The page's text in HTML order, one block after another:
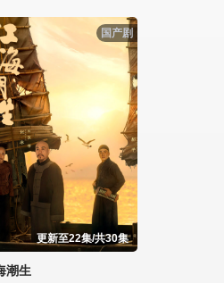
国产剧
更新至22集/共30集
潮生